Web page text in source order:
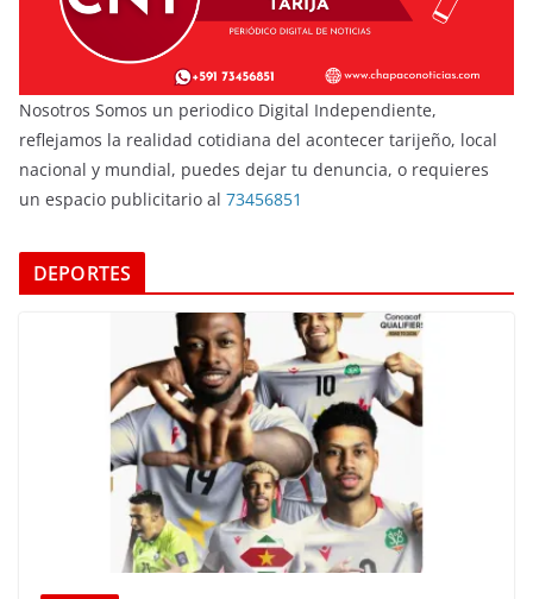
Nosotros Somos un periodico Digital Independiente,
reflejamos la realidad cotidiana del acontecer tarijeño, local
nacional y mundial, puedes dejar tu denuncia, o requieres
un espacio publicitario al 73456851
DEPORTES